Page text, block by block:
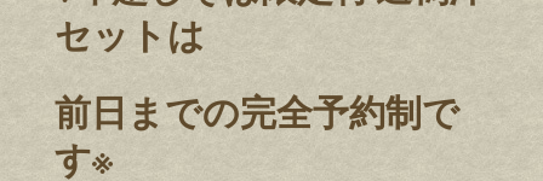
セットは
前日までの完全予約制で
す※